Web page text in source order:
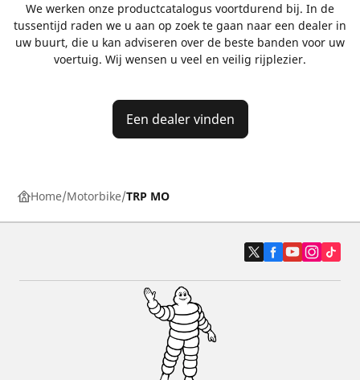
We werken onze productcatalogus voortdurend bij. In de
tussentijd raden we u aan op zoek te gaan naar een dealer in
uw buurt, die u kan adviseren over de beste banden voor uw
voertuig. Wij wensen u veel en veilig rijplezier.
Een dealer vinden
Home Motorbike TRP MO